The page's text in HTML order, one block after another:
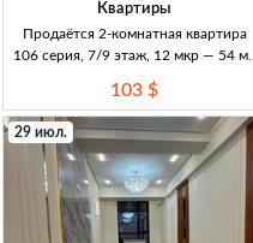
Квартиры
Продаётся 2-комнатная квартира
106 серия, 7/9 этаж, 12 мкр — 54 м²,
106серия, 7/9эт, евроремонт,
54м²+лодж., центр.отопл., мебель/
техника, рядом инфраструк
103 $
29 июл.